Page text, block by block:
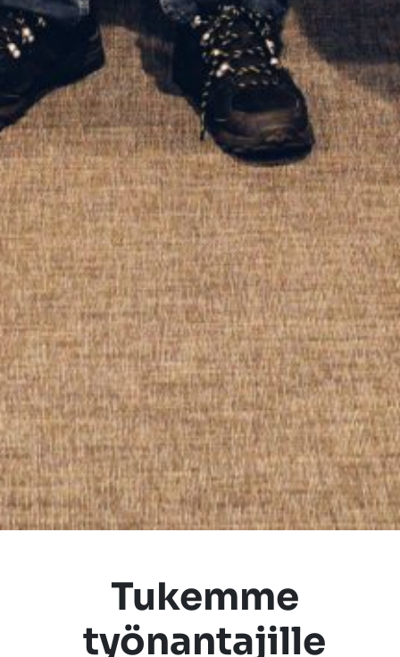
Tukemme
työnantajille